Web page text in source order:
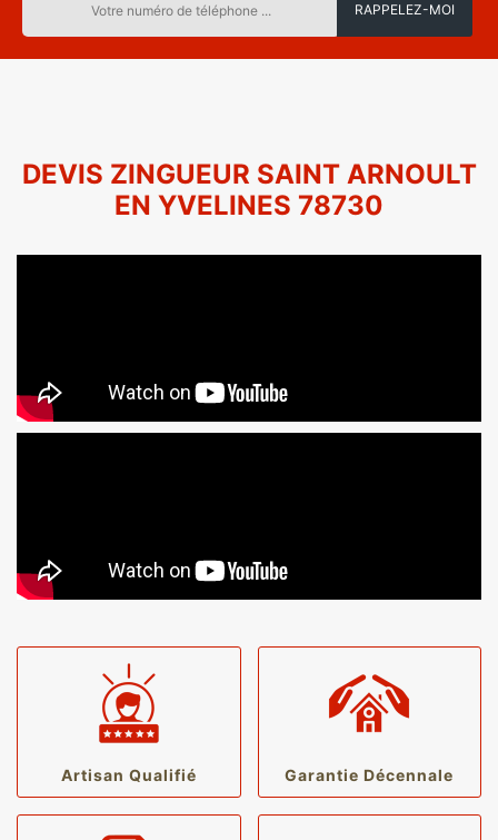
DEVIS ZINGUEUR SAINT ARNOULT
EN YVELINES 78730
Artisan Qualifié Garantie Décennale